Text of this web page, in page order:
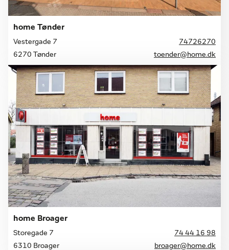
home Tønder
Vestergade 7
74726270
6270 Tønder
toender@home.dk
home Broager
Storegade 7
74 44 16 98
6310 Broager
broager@home.dk